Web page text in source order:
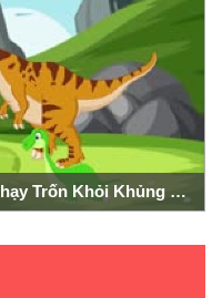
Khủng Long Cổ Dài Giúp Bạn Chạy Trốn Khỏi Khủng Long Bạo Chúa